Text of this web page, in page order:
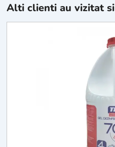
Alti clienti au vizitat si